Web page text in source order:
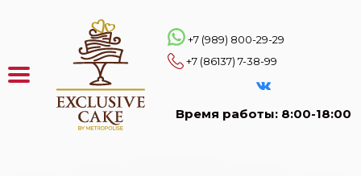
+7 (989) 800-29-29
+7 (86137) 7-38-99
Время работы: 8:00-18:00